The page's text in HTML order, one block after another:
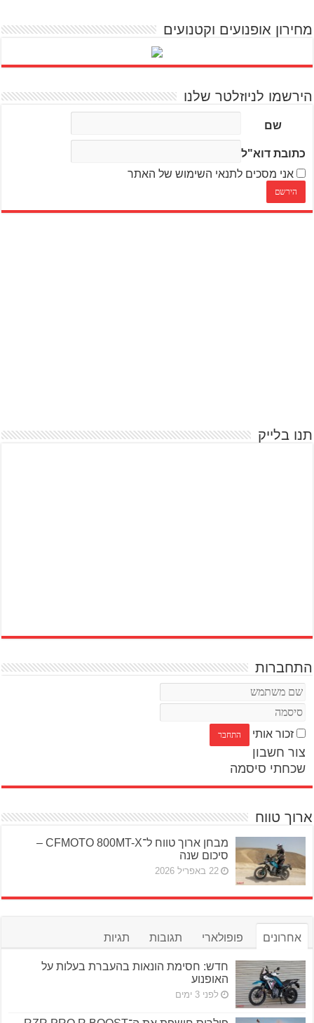
מחירון אופנועים וקטנועים
הירשמו לניוזלטר שלנו
שם
כתובת דוא"ל
אני מסכים לתנאי השימוש של האתר
תנו בלייק
התחברות
זכור אותי
צור חשבון
שכחתי סיסמה
ארוך טווח
מבחן ארוך טווח ל־CFMOTO 800MT-X –
סיכום שנה
22 באפריל 2026
אחרונים פופולארי תגובות תגיות
חדש: חסימת הונאות בהעברת בעלות על
האופנוע
לפני 3 ימים